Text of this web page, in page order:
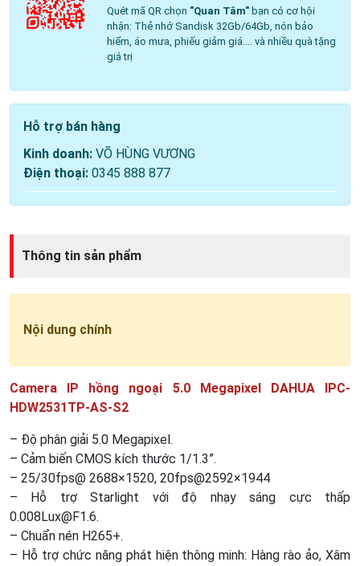
Quét mã QR chọn "Quan Tâm"bạn có cơ hội
nhận: Thẻ nhớ Sandisk 32Gb/64Gb, nón bảo
hiểm, áo mưa, phiếu giảm giá.... và nhiều quà tặng
giá trị
Hỗ trợ bán hàng
Kinh doanh: VÕ HÙNG VƯƠNG
Điện thoại: 0345 888 877
Thông tin sản phẩm
Nội dung chính
Camera IP hồng ngoại 5.0 Megapixel DAHUA IPC-
HDW2531TP-AS-S2
– Độ phân giải 5.0 Megapixel.
– Cảm biến CMOS kích thước 1/1.3”.
– 25/30fps@ 2688×1520, 20fps@2592×1944
– Hỗ trợ Starlight với độ nhạy sáng cực thấp
0.008Lux@F1.6.
– Chuẩn nén H265+.
– Hỗ trợ chức năng phát hiện thông minh: Hàng rào ảo, Xâm